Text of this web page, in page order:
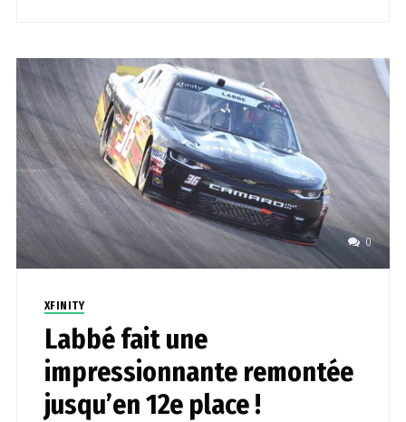
0
XFINITY
Labbé fait une
impressionnante remontée
jusqu’en 12e place !